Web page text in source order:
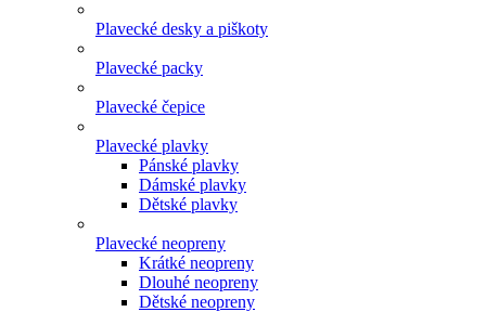
Plavecké desky a piškoty
Plavecké packy
Plavecké čepice
Plavecké plavky
Pánské plavky
Dámské plavky
Dětské plavky
Plavecké neopreny
Krátké neopreny
Dlouhé neopreny
Dětské neopreny